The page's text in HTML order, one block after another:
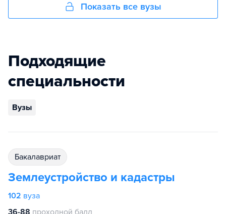
Показать все вузы
Подходящие
специальности
Вузы
бакалавриат
Землеустройство и кадастры
102 вуза
36-88 проходной балл